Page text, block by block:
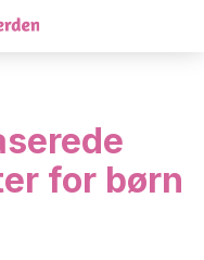
for børn